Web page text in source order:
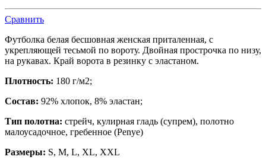
Сравнить
Футболка белая бесшовная женская приталенная, с
укрепляющей тесьмой по вороту. Двойная прострочка по низу,
на рукавах. Край ворота в резинку с эластаном.
Плотность: 180 г/м2;
Состав: 92% хлопок, 8% эластан;
Тип полотна: стрейч, кулирная гладь (супрем), полотно
малоусадочное, гребенное (Penye)
Размеры: S, M, L, XL, XXL